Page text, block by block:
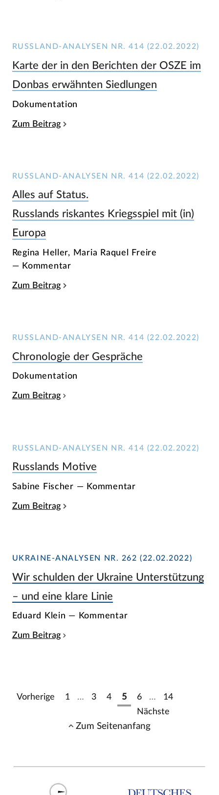
RUSSLAND-ANALYSEN NR. 414 (22.02.2022)
Karte der in den Berichten der OSZE im
Donbas erwähnten Siedlungen
Dokumentation
Zum Beitrag
RUSSLAND-ANALYSEN NR. 414 (22.02.2022)
Alles auf Status.
Russlands riskantes Kriegsspiel mit (in)
Europa
Regina Heller, Maria Raquel Freire
— Kommentar
Zum Beitrag
RUSSLAND-ANALYSEN NR. 414 (22.02.2022)
Chronologie der Gespräche
Dokumentation
Zum Beitrag
RUSSLAND-ANALYSEN NR. 414 (22.02.2022)
Russlands Motive
Sabine Fischer — Kommentar
Zum Beitrag
UKRAINE-ANALYSEN NR. 262 (22.02.2022)
Wir schulden der Ukraine Unterstützung
– und eine klare Linie
Eduard Klein — Kommentar
Zum Beitrag
Vorherige 1 … 3 4 5 6 …
14
Nächste
Zum Seitenanfang